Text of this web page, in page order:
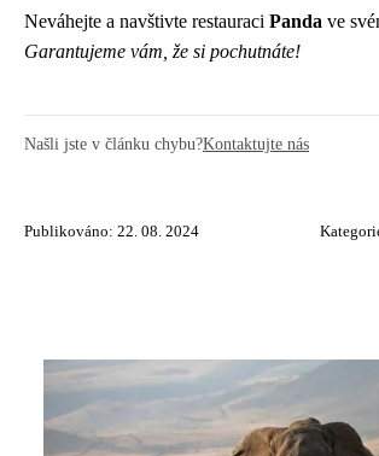
Neváhejte a navštivte restauraci Panda ve
Garantujeme vám, že si pochutnáte!
Našli jste v článku chybu?Kontaktujte nás
Publikováno: 22. 08. 2024